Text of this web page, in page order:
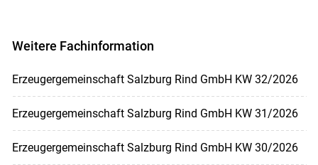
Weitere Fachinformation
Erzeugergemeinschaft Salzburg Rind GmbH KW 32/2026
Erzeugergemeinschaft Salzburg Rind GmbH KW 31/2026
Erzeugergemeinschaft Salzburg Rind GmbH KW 30/2026